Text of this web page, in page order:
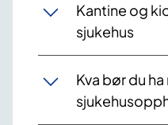
Kantine og
sjukehus
Kva bør du